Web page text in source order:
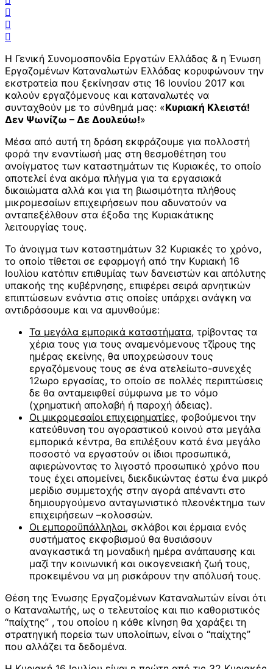
Η Γενική Συνομοσπονδία Εργατών Ελλάδας & η Ένωση
Εργαζομένων Καταναλωτών Ελλάδας κορυφώνουν την
εκστρατεία που ξεκίνησαν στις 16 Ιουνίου 2017 και
καλούν εργαζόμενους και καταναλωτές να
συνταχθούν με το σύνθημά μας: «Κυριακή Κλειστά!
Δεν Ψωνίζω – Δε Δουλεύω!»
Μέσα από αυτή τη δράση εκφράζουμε για πολλοστή
φορά την εναντίωσή μας στη θεσμοθέτηση του
ανοίγματος των καταστημάτων τις Κυριακές, το οποίο
αποτελεί ένα ακόμα πλήγμα για τα εργασιακά
δικαιώματα αλλά και για τη βιωσιμότητα πλήθους
μικρομεσαίων επιχειρήσεων που αδυνατούν να
ανταπεξέλθουν στα έξοδα της Κυριακάτικης
λειτουργίας τους.
Το άνοιγμα των καταστημάτων 32 Κυριακές το χρόνο,
το οποίο τίθεται σε εφαρμογή από την Κυριακή 16
Ιουλίου κατόπιν επιθυμίας των δανειστών και απόλυτης
υπακοής της κυβέρνησης, επιφέρει σειρά αρνητικών
επιπτώσεων ενάντια στις οποίες υπάρχει ανάγκη να
αντιδράσουμε και να αμυνθούμε:
Τα μεγάλα εμπορικά καταστήματα, τρίβοντας τα
χέρια τους για τους αναμενόμενους τζίρους της
ημέρας εκείνης, θα υποχρεώσουν τους
εργαζόμενους τους σε ένα ατελείωτο-συνεχές
12ωρο εργασίας, το οποίο σε πολλές περιπτώσεις
δε θα ανταμειφθεί σύμφωνα με το νόμο
(χρηματική απολαβή ή παροχή άδειας).
Οι μικρομεσαίοι επιχειρηματίες, φοβούμενοι την
κατεύθυνση του αγοραστικού κοινού στα μεγάλα
εμπορικά κέντρα, θα επιλέξουν κατά ένα μεγάλο
ποσοστό να εργαστούν οι ίδιοι προσωπικά,
αφιερώνοντας το λιγοστό προσωπικό χρόνο που
τους έχει απομείνει, διεκδικώντας έστω ένα μικρό
μερίδιο συμμετοχής στην αγορά απέναντι στο
δημιουργούμενο ανταγωνιστικό πλεονέκτημα των
επιχειρήσεων –κολοσσών.
Οι εμποροϋπάλληλοι, σκλάβοι και έρμαια ενός
συστήματος εκφοβισμού θα θυσιάσουν
αναγκαστικά τη μοναδική ημέρα ανάπαυσης και
μαζί την κοινωνική και οικογενειακή ζωή τους,
προκειμένου να μη ρισκάρουν την απόλυσή τους.
Θέση της Ένωσης Εργαζομένων Καταναλωτών είναι ότι
ο Καταναλωτής, ως ο τελευταίος και πιο καθοριστικός
“παίχτης” , του οποίου η κάθε κίνηση θα χαράξει τη
στρατηγική πορεία των υπολοίπων, είναι ο “παίχτης”
που αλλάζει τα δεδομένα.